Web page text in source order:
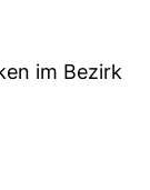
im Bezirk